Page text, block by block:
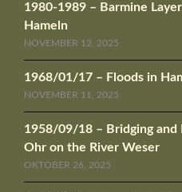
1980-1989 – Barmine
Hameln
NOVEMBER 12, 2025
1968/01/17 – Floods in
NOVEMBER 11, 2025
1958/09/18 – Bridging and
Ohr on the River Weser
OKTOBER 26, 2025